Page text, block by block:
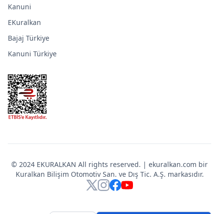
Kanuni
EKuralkan
Bajaj Türkiye
Kanuni Türkiye
© 2024 EKURALKAN All rights reserved. | ekuralkan.com bir
Kuralkan Bilişim Otomotiv San. ve Dış Tic. A.Ş. markasıdır.